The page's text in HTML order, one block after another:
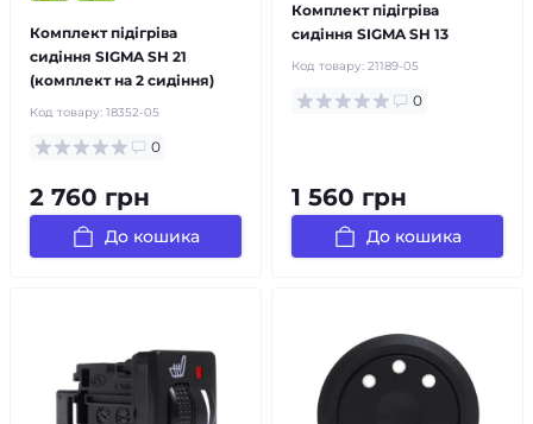
Комплект підігріва
сидіння SIGMA SH 21
(комплект на 2 сидіння)
Код товару: 18352-05
0
2 760 грн
До кошика
Комплект підігріва
сидіння SIGMA SH 13
Код товару: 21189-05
0
1 560 грн
До кошика